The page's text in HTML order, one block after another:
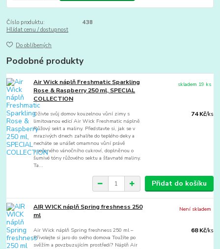
Číslo produktu:
438
Hlídat cenu / dostupnost
Do oblíbených
Podobné produkty
Air Wick náplň Freshmatic Sparkling
Rose & Raspberry 250 ml, SPECIAL
COLLECTION
Oživte svůj domov kouzelnou vůní zimy s
limitovanou edicí Air Wick Freshmatic náplně
Růžový sekt a maliny. Představte si, jak se v
mrazivých dnech zahalíte do teplého deky a
necháte se unášet omamnou vůní právě
upečeného vánočního cukroví, doplněnou o
šumivé tóny růžového sektu a šťavnaté maliny.
Ta...
74 Kč/ks
skladem 19 ks
Přidat do košíku
AIR WICK náplň Spring freshness 250
ml
Air Wick náplň Spring freshness 250 ml –
Přivolejte si jaro do svého domova Toužíte po
svěžím a povzbuzujícím prostředí? Náplň Air
68 Kč/ks
Není skladem